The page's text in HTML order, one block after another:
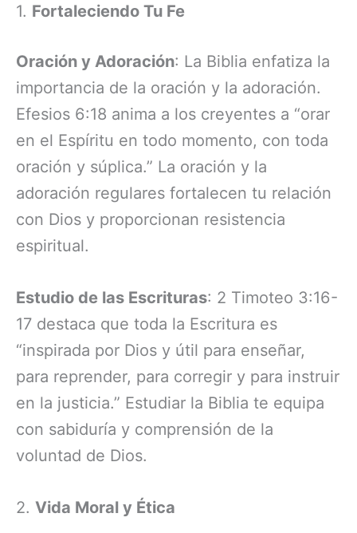
1. Fortaleciendo Tu Fe
Oración y Adoración: La Biblia enfatiza la
importancia de la oración y la adoración.
Efesios 6:18 anima a los creyentes a “orar
en el Espíritu en todo momento, con toda
oración y súplica.” La oración y la
adoración regulares fortalecen tu relación
con Dios y proporcionan resistencia
espiritual.
Estudio de las Escrituras: 2 Timoteo 3:16-
17 destaca que toda la Escritura es
“inspirada por Dios y útil para enseñar,
para reprender, para corregir y para instruir
en la justicia.” Estudiar la Biblia te equipa
con sabiduría y comprensión de la
voluntad de Dios.
2. Vida Moral y Ética